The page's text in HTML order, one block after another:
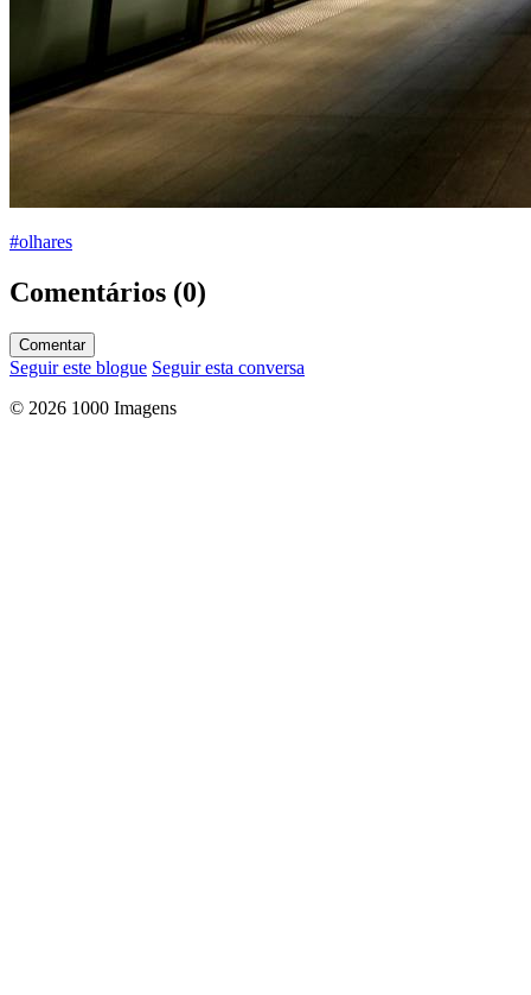
#olhares
Comentários (0)
Comentar
Seguir este blogue Seguir esta conversa
© 2026 1000 Imagens